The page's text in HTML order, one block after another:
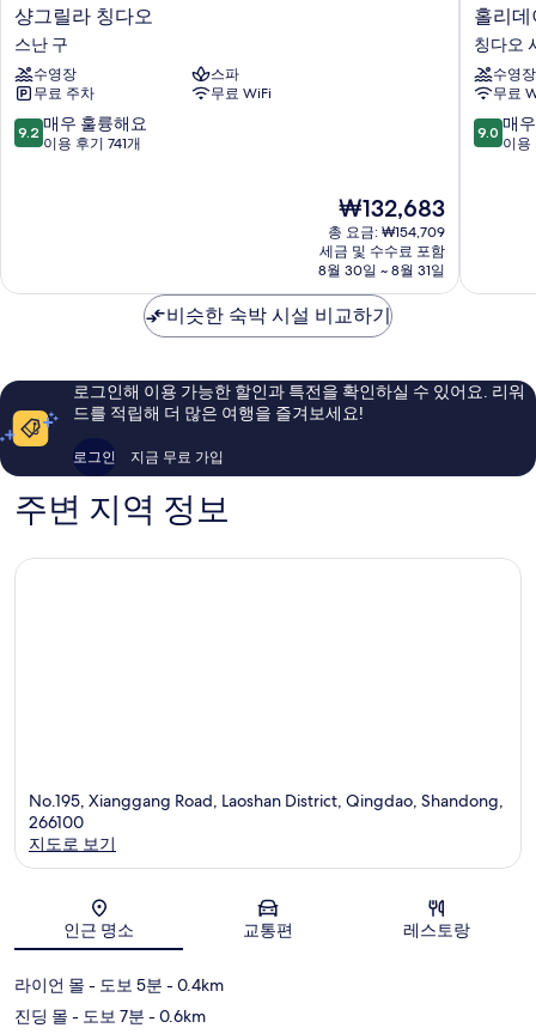
degree
Skyline)
사
진
모
Skyline)
샹
그
릴
라
칭
다
오
샹그릴라 칭다오
스난 구
수영장
스파
무료 주차
무료 WiFi
10
점
우
요,
용
후
개
9.2 매우 훌륭해요
이용 후기 741개
현
재
요
금
₩132,683
₩132,683
총 요금: ₩154,709
세금 및 수수료 포함
8월 30일 ~ 8월 31일
홀
리
데
이
인
칭
다
이
오
시
홀리
칭다오
수영장
무료
10
점
우
요,
이
9.0 매
이용
비슷한 숙박 시설 비교하기
로그인해 이용 가능한 할인과 특전을 확인하실 수 있어요. 리워
드를 적립해 더 많은 여행을 즐겨보세요!
로그인 지금 무료 가입
주변 지역 정보
No.195, Xianggang Road, Laoshan District, Qingdao, Shandong,
266100
지도로 보기
인근 명소 교통편 레스토랑
라이언 몰 - 도보 5분 - 0.4km
진딩 몰 - 도보 7분 - 0.6km